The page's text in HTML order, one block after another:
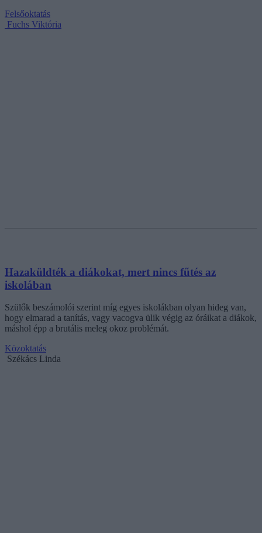
Felsőoktatás
Fuchs Viktória
Hazaküldték a diákokat, mert nincs fűtés az
iskolában
Szülők beszámolói szerint míg egyes iskolákban olyan hideg van,
hogy elmarad a tanítás, vagy vacogva ülik végig az óráikat a diákok,
máshol épp a brutális meleg okoz problémát.
Közoktatás
Székács Linda